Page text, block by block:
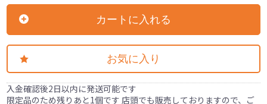
カートに入れる
お気に入り
入金確認後2日以内に発送可能です
限定品のため残りあと1個です 店頭でも販売しておりますので、ご